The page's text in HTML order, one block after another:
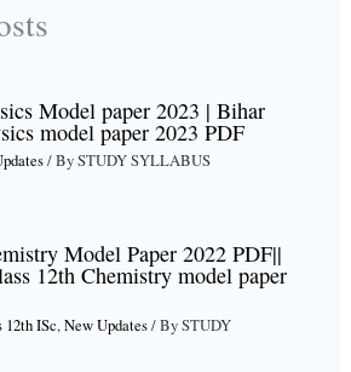
Model paper 2023 | Bihar
model paper 2023 PDF
/ BySTUDY SYLLABUS
Model Paper 2022 PDF||
12th Chemistry model paper
12th ISc,New Updates/ BySTUDY